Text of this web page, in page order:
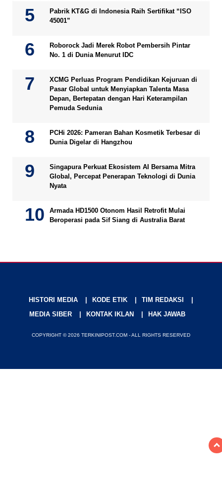
Pabrik KT&G di Indonesia Raih Sertifikat “ISO
45001”
Roborock Jadi Merek Robot Pembersih Pintar
No. 1 di Dunia Menurut IDC
XCMG Perluas Program Pendidikan Kejuruan di
Pasar Global untuk Menyiapkan Talenta Masa
Depan, Bertepatan dengan Hari Keterampilan
Pemuda Sedunia
PCHi 2026: Pameran Bahan Kosmetik Terbesar di
Dunia Digelar di Hangzhou
Singapura Perkuat Ekosistem AI Bersama Mitra
Global, Percepat Penerapan Teknologi di Dunia
Nyata
Armada HD1500 Otonom Hasil Retrofit Mulai
Beroperasi pada Sif Siang di Australia Barat
HISTORI MEDIA KODE ETIK
TIM REDAKSI
MEDIA SIBER
KONTAK IKLAN HAK JAWAB
COPYRIGHT © 2026 TERKINIPOST.COM - ALL RIGHTS RESERVED